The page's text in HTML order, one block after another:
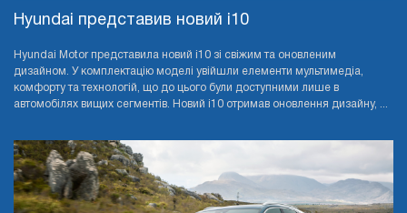
Hyundai представив новий i10
Hyundai Motor представила новий i10 зі свіжим та оновленим
дизайном. У комплектацію моделі увійшли елементи мультимедіа,
комфорту та технологій, що до цього були доступними лише в
автомобілях вищих сегментів. Новий i10 отримав оновлення дизайну, ...